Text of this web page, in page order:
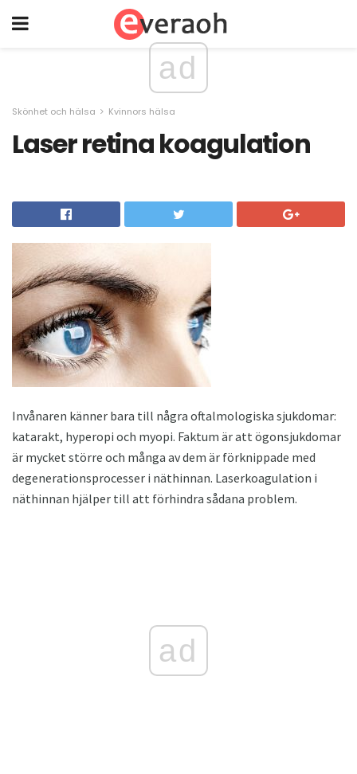
ad
Skönhet och hälsa Kvinnors hälsa
Laser retina koagulation
Invånaren känner bara till några oftalmologiska sjukdomar:
katarakt, hyperopi och myopi. Faktum är att ögonsjukdomar
är mycket större och många av dem är förknippade med
degenerationsprocesser i näthinnan. Laserkoagulation i
näthinnan hjälper till att förhindra sådana problem.
ad